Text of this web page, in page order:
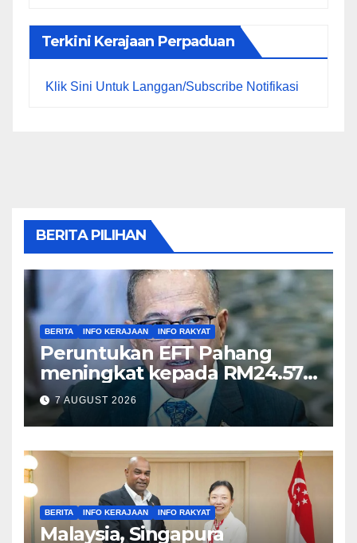
Terkini Kerajaan Perpaduan
Klik Sini Untuk Langgan/Subscribe Notifikasi
BERITA PILIHAN
BERITA INFO KERAJAAN INFO RAKYAT
Peruntukan EFT Pahang
meningkat kepada RM24.57
juta tahun ini – Wan Rosdy
7 AUGUST 2026
BERITA INFO KERAJAAN INFO RAKYAT
Malaysia, Singapura